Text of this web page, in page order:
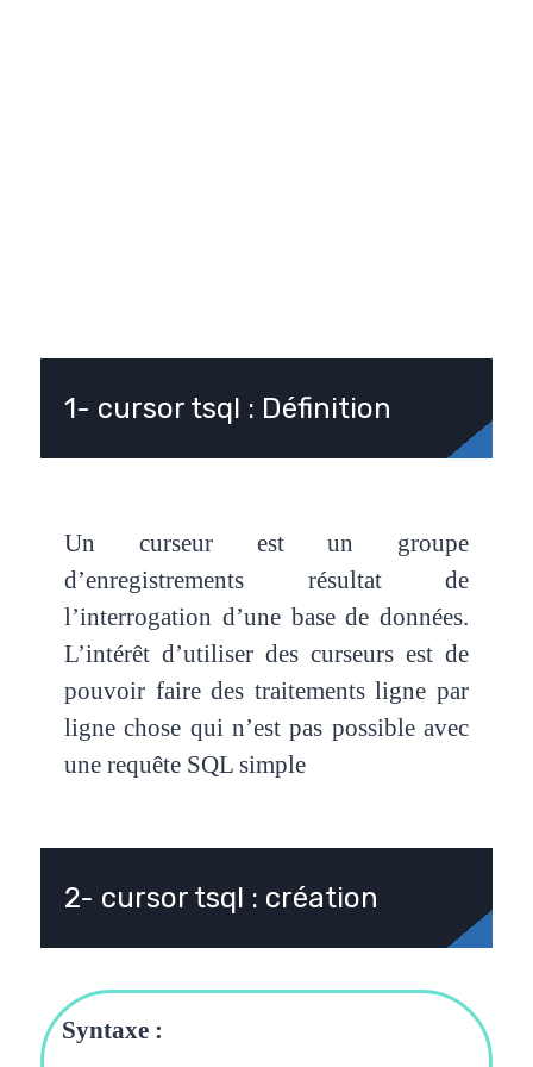
1- cursor tsql : Définition
Un curseur est un groupe
d’enregistrements résultat de
l’interrogation d’une base de données.
L’intérêt d’utiliser des curseurs est de
pouvoir faire des traitements ligne par
ligne chose qui n’est pas possible avec
une requête SQL simple
2- cursor tsql : création
Syntaxe :